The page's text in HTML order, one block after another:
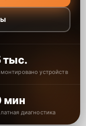
тыс.
устройств
мин
диагностика